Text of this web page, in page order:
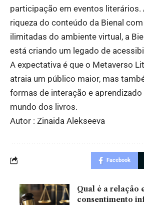
participação em eventos literários.
riqueza do conteúdo da Bienal
ilimitadas do ambiente virtual, a
está criando um legado de
A expectativa é que o Metaverso
atraia um público maior, mas
formas de interação e
mundo dos livros.
Autor : Zinaida Alekseeva
Facebook
Qual é a relação
consentimento